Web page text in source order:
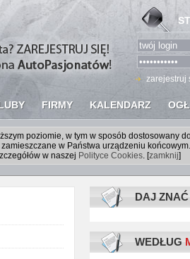
FIRMY KALENDARZ
zarejestruj
poziomie, w tym w sposób dostosowany
w Państwa urządzeniu
w naszej Polityce Cookies. [zamknij]
DAJ ZNAĆ
WEDŁUG